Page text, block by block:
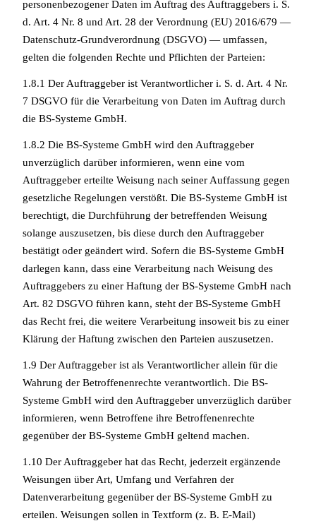
personenbezogener Daten im Auftrag des Auftraggebers i. S.
d. Art. 4 Nr. 8 und Art. 28 der Verordnung (EU) 2016/679 —
Datenschutz-Grundverordnung (DSGVO) — umfassen,
gelten die folgenden Rechte und Pflichten der Parteien:
1.8.1 Der Auftraggeber ist Verantwortlicher i. S. d. Art. 4 Nr.
7 DSGVO für die Verarbeitung von Daten im Auftrag durch
die BS-Systeme GmbH.
1.8.2 Die BS-Systeme GmbH wird den Auftraggeber
unverzüglich darüber informieren, wenn eine vom
Auftraggeber erteilte Weisung nach seiner Auffassung gegen
gesetzliche Regelungen verstößt. Die BS-Systeme GmbH ist
berechtigt, die Durchführung der betreffenden Weisung
solange auszusetzen, bis diese durch den Auftraggeber
bestätigt oder geändert wird. Sofern die BS-Systeme GmbH
darlegen kann, dass eine Verarbeitung nach Weisung des
Auftraggebers zu einer Haftung der BS-Systeme GmbH nach
Art. 82 DSGVO führen kann, steht der BS-Systeme GmbH
das Recht frei, die weitere Verarbeitung insoweit bis zu einer
Klärung der Haftung zwischen den Parteien auszusetzen.
1.9 Der Auftraggeber ist als Verantwortlicher allein für die
Wahrung der Betroffenenrechte verantwortlich. Die BS-
Systeme GmbH wird den Auftraggeber unverzüglich darüber
informieren, wenn Betroffene ihre Betroffenenrechte
gegenüber der BS-Systeme GmbH geltend machen.
1.10 Der Auftraggeber hat das Recht, jederzeit ergänzende
Weisungen über Art, Umfang und Verfahren der
Datenverarbeitung gegenüber der BS-Systeme GmbH zu
erteilen. Weisungen sollen in Textform (z. B. E-Mail)